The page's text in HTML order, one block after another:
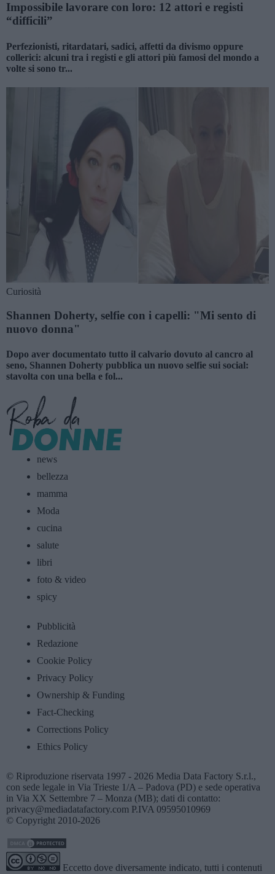
Impossibile lavorare con loro: 12 attori e registi
“difficili”
Perfezionisti, ritardatari, sadici, affetti da divismo oppure
collerici: alcuni tra i registi e gli attori più famosi del mondo a
volte si sono tr...
Curiosità
Shannen Doherty, selfie con i capelli: "Mi sento di
nuovo donna"
Dopo aver documentato tutto il calvario dovuto al cancro al
seno, Shannen Doherty pubblica un nuovo selfie sui social:
stavolta con una bella e fol...
news
bellezza
mamma
Moda
cucina
salute
libri
foto & video
spicy
Pubblicità
Redazione
Cookie Policy
Privacy Policy
Ownership & Funding
Fact-Checking
Corrections Policy
Ethics Policy
© Riproduzione riservata 1997 - 2026 Media Data Factory S.r.l.,
con sede legale in Via Trieste 1/A – Padova (PD) e sede operativa
in Via XX Settembre 7 – Monza (MB); dati di contatto:
privacy@mediadatafactory.com P.IVA 09595010969
© Copyright 2010-2026
Eccetto dove diversamente indicato, tutti i contenuti